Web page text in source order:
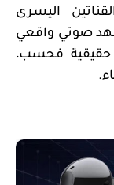
اليسرى
صوتي واقعي
حقيقية فحسب،
.